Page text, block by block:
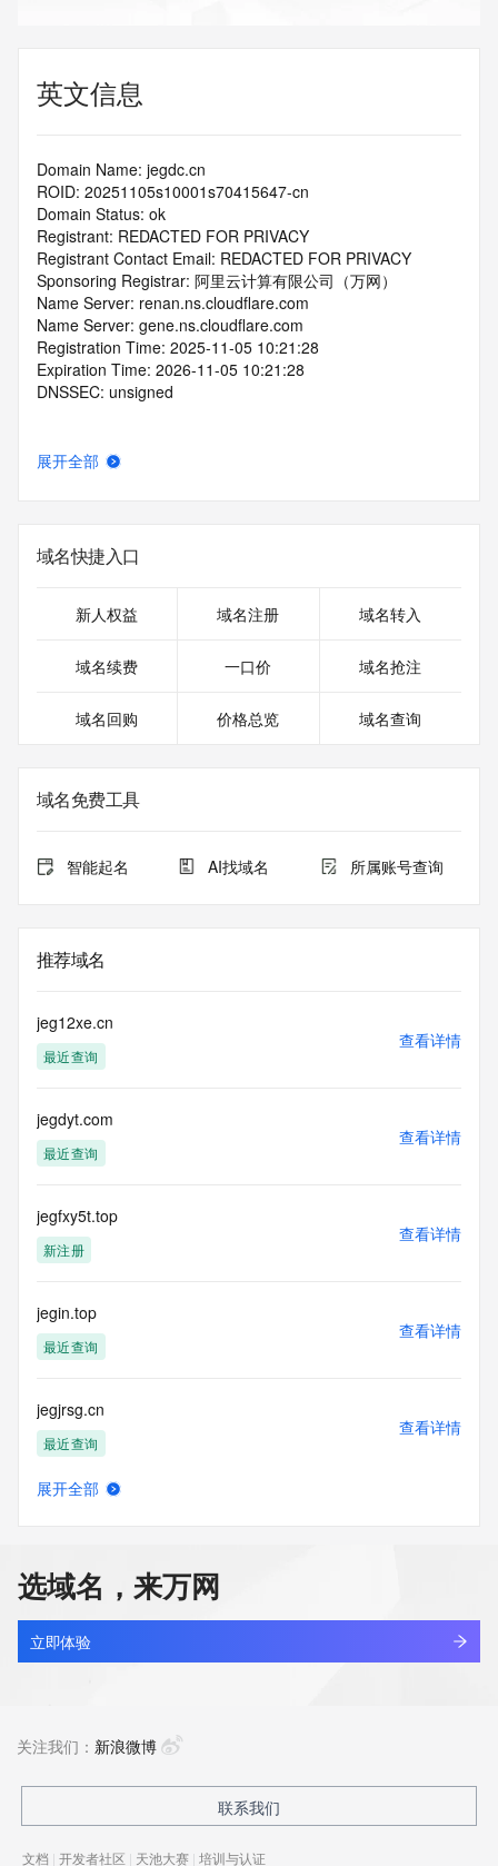
英文信息
Domain Name: jegdc.cn
ROID: 20251105s10001s70415647-cn
Domain Status: ok
Registrant: REDACTED FOR PRIVACY
Registrant Contact Email: REDACTED FOR PRIVACY
Sponsoring Registrar: 阿里云计算有限公司（万网）
Name Server: renan.ns.cloudflare.com
Name Server: gene.ns.cloudflare.com
Registration Time: 2025-11-05 10:21:28
Expiration Time: 2026-11-05 10:21:28
DNSSEC: unsigned
展开全部
域名快捷入口
新人权益 域名注册 域名转入
域名续费 一口价 域名抢注
域名回购 价格总览 域名查询
域名免费工具
智能起名 AI找域名 所属账号查询
推荐域名
jeg12xe.cn
最近查询
查看详情
jegdyt.com
最近查询
查看详情
jegfxy5t.top
新注册
查看详情
jegin.top
最近查询
查看详情
jegjrsg.cn
最近查询
查看详情
jegsco.shop
新注册
查看详情
最近查询
展开全部
选域名，来万网
立即体验
关注我们： 新浪微博
联系我们
文档 | 开发者社区 | 天池大赛 | 培训与认证